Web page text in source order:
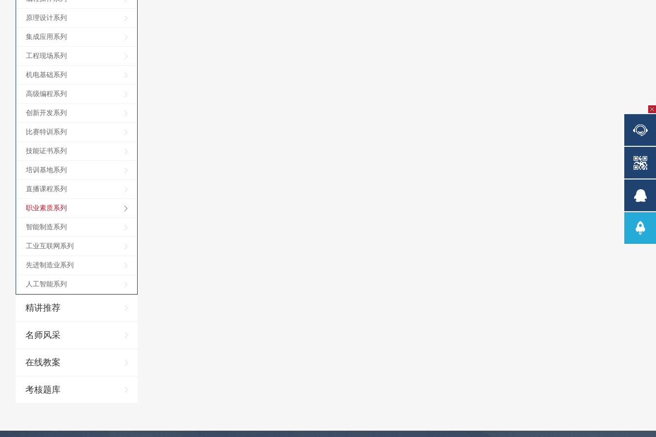
原理设计系列
集成应用系列
工程现场系列
机电基础系列
高级编程系列
创新开发系列
比赛特训系列
技能证书系列
培训基地系列
直播课程系列
职业素质系列
智能制造系列
工业互联网系列
先进制造业系列
人工智能系列
精讲推荐
名师风采
在线教案
考核题库